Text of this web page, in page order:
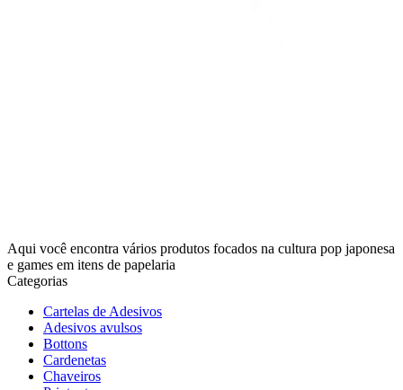
Aqui você encontra vários produtos focados na cultura pop japonesa
e games em itens de papelaria
Categorias
Cartelas de Adesivos
Adesivos avulsos
Bottons
Cardenetas
Chaveiros